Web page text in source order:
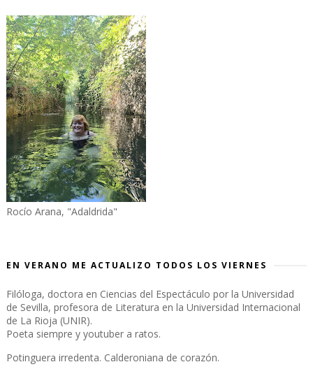
Rocío Arana, "Adaldrida"
EN VERANO ME ACTUALIZO TODOS LOS VIERNES
Filóloga, doctora en Ciencias del Espectáculo por la Universidad
de Sevilla, profesora de Literatura en la Universidad Internacional
de La Rioja (UNIR).
Poeta siempre y youtuber a ratos.
Potinguera irredenta. Calderoniana de corazón.